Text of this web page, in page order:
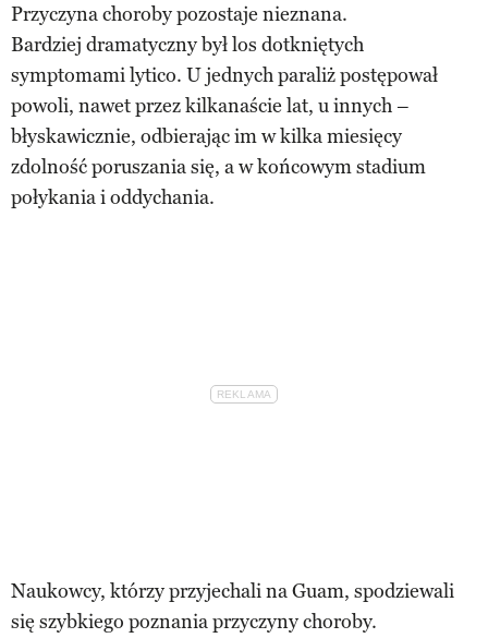
Przyczyna choroby pozostaje nieznana.
Bardziej dramatyczny był los dotkniętych
symptomami lytico. U jednych paraliż postępował
powoli, nawet przez kilkanaście lat, u innych –
błyskawicznie, odbierając im w kilka miesięcy
zdolność poruszania się, a w końcowym stadium
połykania i oddychania.
Naukowcy, którzy przyjechali na Guam, spodziewali
się szybkiego poznania przyczyny choroby.